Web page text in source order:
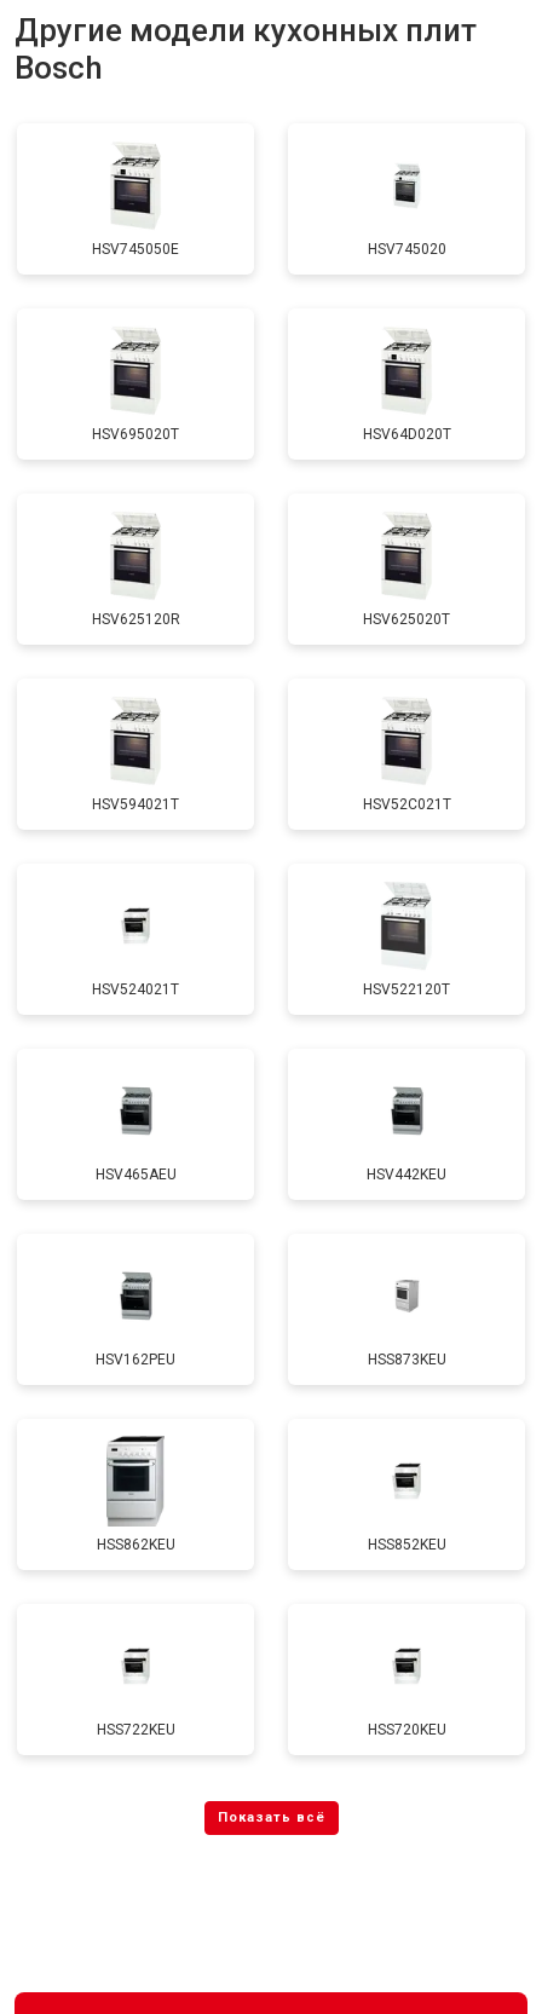
Другие модели кухонных плит
Bosch
HSV745050E HSV745020
HSV695020T HSV64D020T
HSV625120R HSV625020T
HSV594021T HSV52C021T
HSV524021T HSV522120T
HSV465AEU HSV442KEU
HSV162PEU HSS873KEU
HSS862KEU HSS852KEU
HSS722KEU HSS720KEU